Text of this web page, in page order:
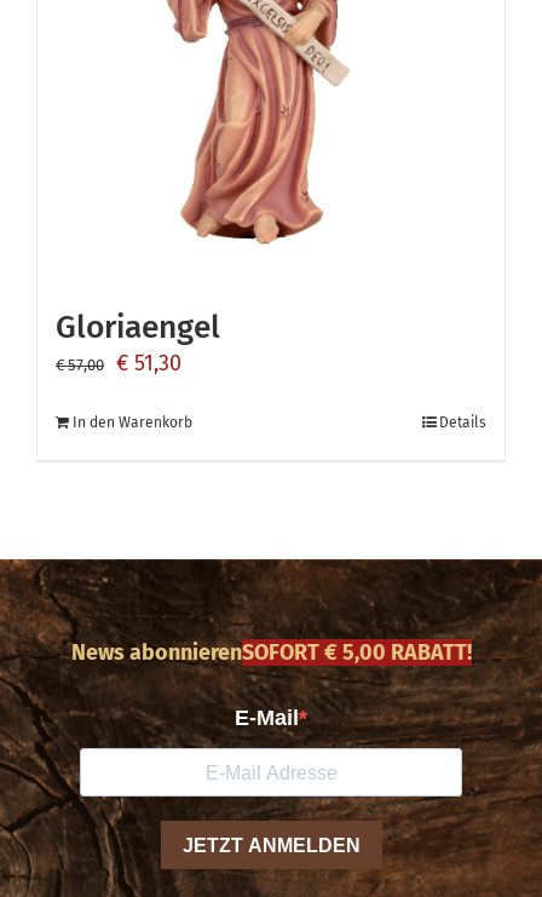
Gloriaengel
€57,00
Ursprünglicher
€ 51,30
In den Warenkorb Details
News abonnierenSOFORT € 5,00 RABATT!